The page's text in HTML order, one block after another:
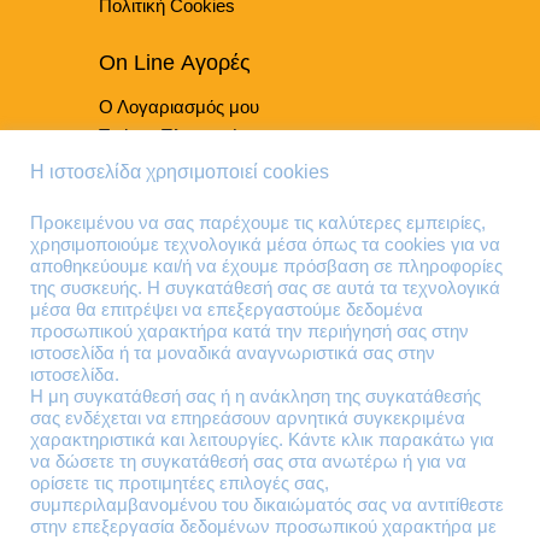
Πολιτική Cookies
On Line Αγορές
Ο Λογαριασμός μου
Τρόποι Πληρωμής
Τρόποι Παράδοσης
Τηλέφωνα Επικοινωνίας
210 41 13 636
210 41 13 280
Διεύθυνση
Θηβών 220
Άγιος Ιωάννης
Ρέντης
Τ.Κ. 182 33
Η ιστοσελίδα χρησιμοποιεί cookies
Προκειμένου να σας παρέχουμε τις καλύτερες εμπειρίες,
χρησιμοποιούμε τεχνολογικά μέσα όπως τα cookies για να
αποθηκεύουμε και/ή να έχουμε πρόσβαση σε πληροφορίες
της συσκευής. Η συγκατάθεσή σας σε αυτά τα τεχνολογικά
μέσα θα επιτρέψει να επεξεργαστούμε δεδομένα
προσωπικού χαρακτήρα κατά την περιήγησή σας στην
ιστοσελίδα ή τα μοναδικά αναγνωριστικά σας στην
ιστοσελίδα.
Η μη συγκατάθεσή σας ή η ανάκληση της συγκατάθεσής
σας ενδέχεται να επηρεάσουν αρνητικά συγκεκριμένα
χαρακτηριστικά και λειτουργίες. Κάντε κλικ παρακάτω για
να δώσετε τη συγκατάθεσή σας στα ανωτέρω ή για να
ορίσετε τις προτιμητέες επιλογές σας,
συμπεριλαμβανομένου του δικαιώματός σας να αντιτίθεστε
στην επεξεργασία δεδομένων προσωπικού χαρακτήρα με